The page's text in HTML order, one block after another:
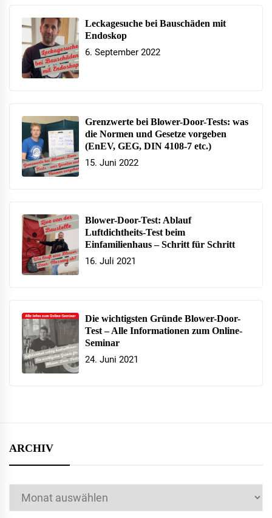
Leckagesuche bei Bauschäden mit
Endoskop
6. September 2022
Grenzwerte bei Blower-Door-Tests: was
die Normen und Gesetze vorgeben
(EnEV, GEG, DIN 4108-7 etc.)
15. Juni 2022
Blower-Door-Test: Ablauf
Luftdichtheits-Test beim
Einfamilienhaus – Schritt für Schritt
16. Juli 2021
Die wichtigsten Gründe Blower-Door-
Test – Alle Informationen zum Online-
Seminar
24. Juni 2021
ARCHIV
Archiv